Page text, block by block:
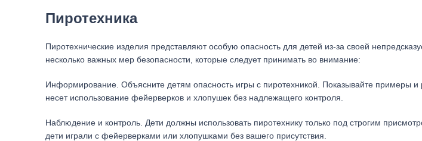
Пиротехника
Пиротехнические изделия представляют особую опасность для детей из-за своей
несколько важных мер безопасности, которые следует принимать во внимание:
Информирование. Объясните детям опасность игры с пиротехникой. Показывайте примеры и
несет использование фейерверков и хлопушек без надлежащего контроля.
Наблюдение и контроль. Дети должны использовать пиротехнику только под строгим
дети играли с фейерверками или хлопушками без вашего присутствия.